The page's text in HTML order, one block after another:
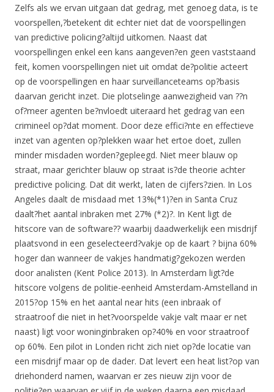
Zelfs als we ervan uitgaan dat gedrag, met genoeg data, is te
voorspellen,?betekent dit echter niet dat de voorspellingen
van predictive policing?altijd uitkomen. Naast dat
voorspellingen enkel een kans aangeven?en geen vaststaand
feit, komen voorspellingen niet uit omdat de?politie acteert
op de voorspellingen en haar surveillanceteams op?basis
daarvan gericht inzet. Die plotselinge aanwezigheid van ??n
of?meer agenten be?nvloedt uiteraard het gedrag van een
crimineel op?dat moment. Door deze effici?nte en effectieve
inzet van agenten op?plekken waar het ertoe doet, zullen
minder misdaden worden?gepleegd. Niet meer blauw op
straat, maar gerichter blauw op straat is?de theorie achter
predictive policing. Dat dit werkt, laten de cijfers?zien. In Los
Angeles daalt de misdaad met 13%(*1)?en in Santa Cruz
daalt?het aantal inbraken met 27% (*2)?. In Kent ligt de
hitscore van de software?? waarbij daadwerkelijk een misdrijf
plaatsvond in een geselecteerd?vakje op de kaart ? bijna 60%
hoger dan wanneer de vakjes handmatig?gekozen werden
door analisten (Kent Police 2013). In Amsterdam ligt?de
hitscore volgens de politie-eenheid Amsterdam-Amstelland in
2015?op 15% en het aantal near hits (een inbraak of
straatroof die niet in het?voorspelde vakje valt maar er net
naast) ligt voor woninginbraken op?40% en voor straatroof
op 60%. Een pilot in Londen richt zich niet op?de locatie van
een misdrijf maar op de dader. Dat levert een heat list?op van
driehonderd namen, waarvan er zes nieuw zijn voor de